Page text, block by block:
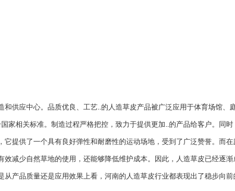
供应中心。品质优良、工艺..的人造草皮产品被广泛应用于体育场馆、
相关标准。制造过程严格把控，致力于提供更加..的产品给客户。同
提供了一个具有良好弹性和耐磨性的运动场地，受到了广泛赞誉。而
减少自然草地的使用，还能够降低维护成本。因此，人造草皮已经逐渐
产品质量还是应用效果上看，河南的人造草皮行业都表现出了稳步向